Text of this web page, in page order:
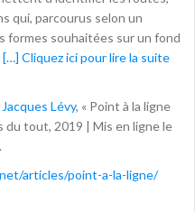
qui, parcourus selon un
formes souhaitées sur un fond
[…] Cliquez ici pour lire la suite
Jacques Lévy, « Point à la ligne
du tout, 2019 | Mis en ligne le
articles/point-a-la-ligne/